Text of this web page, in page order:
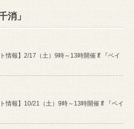
消」
ト情報】2/17（土）9時～13時開催🥬『ベイ
ト情報】10/21（土）9時～13時開催🥬『ベイ